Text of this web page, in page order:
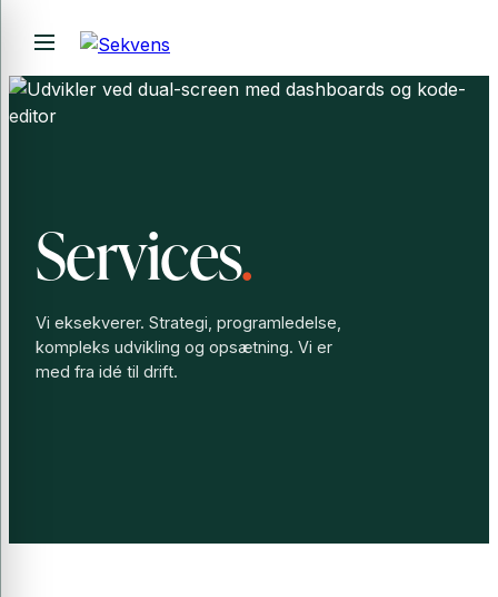
indhold
Services
Vi eksekverer. Strategi, programledelse,
kompleks udvikling og opsætning. Vi er
med fra idé til drift.